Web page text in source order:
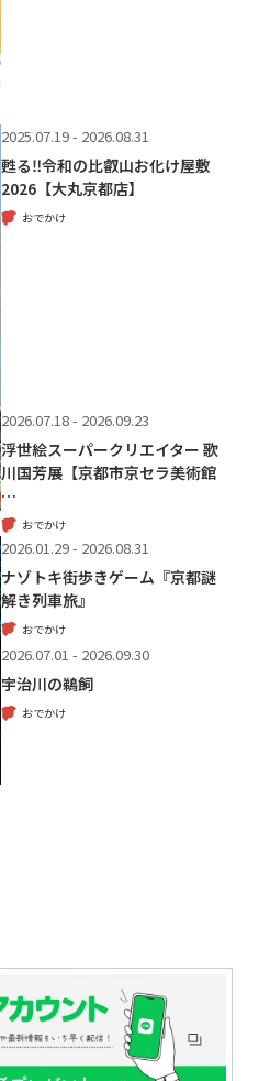
2025.07.19 - 2026.08.31
甦る‼令和の比叡山お化け屋敷
2026【大丸京都店】
おでかけ
2026.07.18 - 2026.09.23
浮世絵スーパークリエイター 歌
川国芳展【京都市京セラ美術館
…
おでかけ
2026.01.29 - 2026.08.31
ナゾトキ街歩きゲーム『京都謎
解き列車旅』
おでかけ
2026.07.01 - 2026.09.30
宇治川の鵜飼
おでかけ